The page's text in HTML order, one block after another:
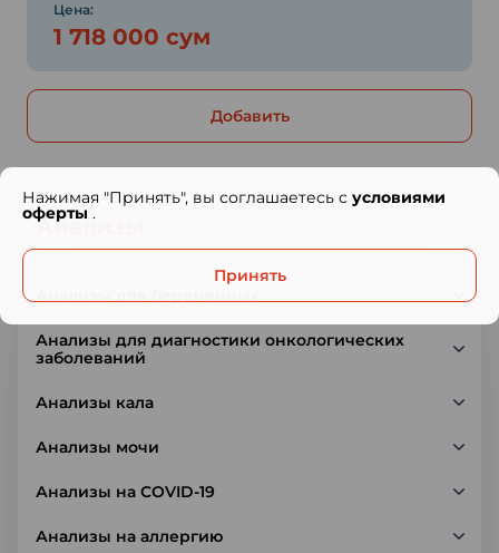
Анализы
Анализы для диагностики онкологических
заболеваний
Анализы кала
Анализы мочи
Анализы на COVID-19
Анализы на аллергию
Цена:
1 718 000 сум
Добавить
Нажимая "Принять", вы соглашаетесь с условиями
оферты .
Принять